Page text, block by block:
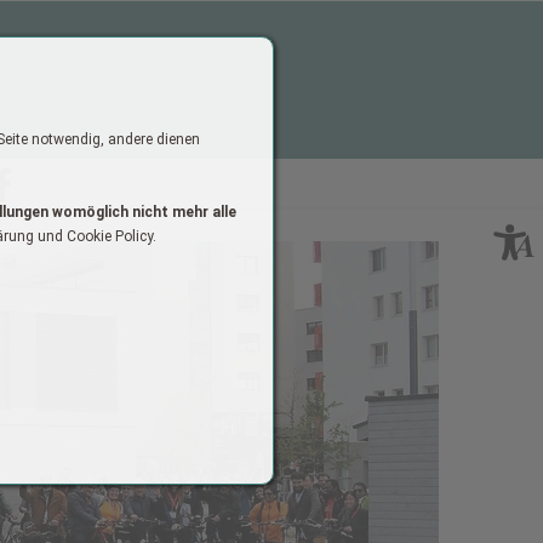
notwendig, andere dienen
womöglich nicht mehr alle
und Cookie Policy.